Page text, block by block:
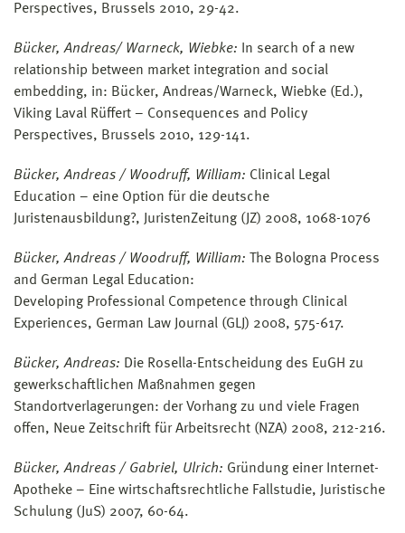
Perspectives, Brussels 2010, 29-42.
Bücker, Andreas/ Warneck, Wiebke:
In search of a new
relationship between market integration and social
embedding, in: Bücker, Andreas/Warneck, Wiebke (Ed.),
Viking Laval Rüffert – Consequences and Policy
Perspectives, Brussels 2010, 129-141.
Bücker, Andreas / Woodruff, William: Clinical Legal
Education – eine Option für die deutsche
Juristenausbildung?, JuristenZeitung (JZ) 2008, 1068-1076
Bücker, Andreas / Woodruff, William:
The Bologna Process
and German Legal Education:
Developing Professional Competence through Clinical
Experiences, German Law Journal (GLJ) 2008, 575-617.
Bücker, Andreas: Die Rosella-Entscheidung des EuGH zu
gewerkschaftlichen Maßnahmen gegen
Standortverlagerungen: der Vorhang zu und viele Fragen
offen, Neue Zeitschrift für Arbeitsrecht (NZA) 2008, 212-216.
Bücker, Andreas / Gabriel, Ulrich: Gründung einer Internet-
Apotheke – Eine wirtschaftsrechtliche Fallstudie, Juristische
Schulung (JuS) 2007, 60-64.